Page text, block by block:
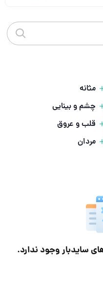
مثانه
چشم و بینایی
قلب و عروق
مردان
سایدبار وجود ندارد.